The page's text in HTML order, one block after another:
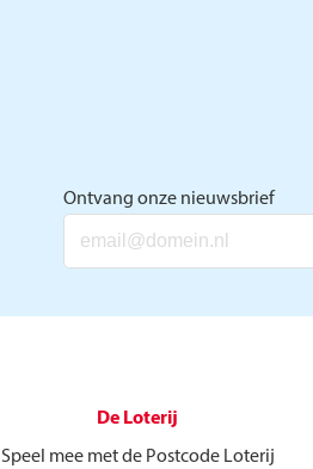
Ontvang onze nieuwsbrief
De Loterij
Speel mee met de Postcode Loterij